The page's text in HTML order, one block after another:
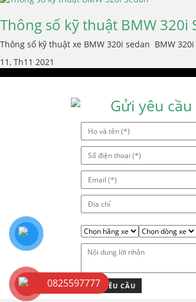
Thông số kỹ thuật BMW 320i
Thông số kỹ thuật xe BMW 320i sedan BMW
11, Th11 2021
Gửi yêu
0825597777